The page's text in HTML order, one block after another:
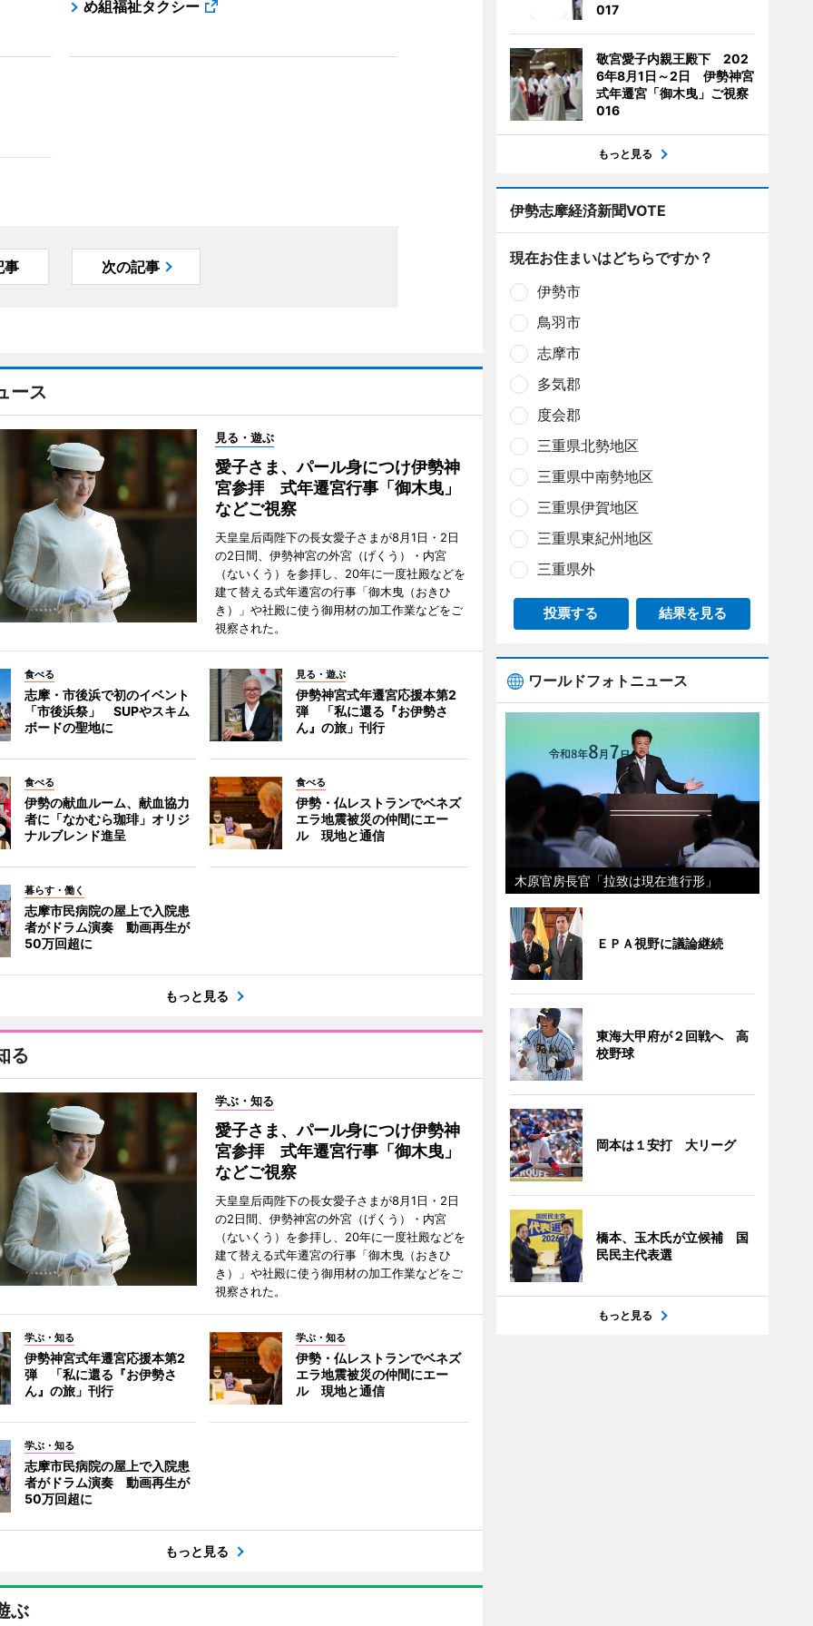
め組福祉タクシー
事 次の記事
ース
見る・遊ぶ
愛子さま、パール身につけ伊勢神
宮参拝 式年遷宮行事「御木曳」
などご視察
天皇皇后両陛下の長女愛子さまが8月1日・2日
の2日間、伊勢神宮の外宮（げくう）・内宮
（ないくう）を参拝し、20年に一度社殿などを
建て替える式年遷宮の行事「御木曳（おきひ
き）」や社殿に使う御用材の加工作業などをご
視察された。
食べる
志摩・市後浜で初のイベント
「市後浜祭」 SUPやスキム
ボードの聖地に
見る・遊ぶ
伊勢神宮式年遷宮応援本第2
弾 「私に還る『お伊勢さ
ん』の旅」刊行
食べる
伊勢の献血ルーム、献血協力
者に「なかむら珈琲」オリジ
ナルブレンド進呈
食べる
伊勢・仏レストランでベネズ
エラ地震被災の仲間にエー
ル 現地と通信
暮らす・働く
志摩市民病院の屋上で入院患
者がドラム演奏 動画再生が
50万回超に
もっと見る
る
学ぶ・知る
愛子さま、パール身につけ伊勢神
宮参拝 式年遷宮行事「御木曳」
などご視察
天皇皇后両陛下の長女愛子さまが8月1日・2日
の2日間、伊勢神宮の外宮（げくう）・内宮
（ないくう）を参拝し、20年に一度社殿などを
建て替える式年遷宮の行事「御木曳（おきひ
き）」や社殿に使う御用材の加工作業などをご
視察された。
学ぶ・知る
伊勢神宮式年遷宮応援本第2
弾 「私に還る『お伊勢さ
ん』の旅」刊行
学ぶ・知る
伊勢・仏レストランでベネズ
エラ地震被災の仲間にエー
ル 現地と通信
学ぶ・知る
志摩市民病院の屋上で入院患
者がドラム演奏 動画再生が
50万回超に
もっと見る
ぶ
017
敬宮愛子内親王殿下 202
6年8月1日～2日 伊勢神宮
式年遷宮「御木曳」ご視察
016
もっと見る
伊勢志摩経済新聞VOTE
現在お住まいはどちらですか？
伊勢市
鳥羽市
志摩市
多気郡
度会郡
三重県北勢地区
三重県中南勢地区
三重県伊賀地区
三重県東紀州地区
三重県外
投票する 結果を見る
ワールドフォトニュース
木原官房長官「拉致は現在進行形」
ＥＰＡ視野に議論継続
東海大甲府が２回戦へ 高
校野球
岡本は１安打 大リーグ
橋本、玉木氏が立候補 国
民民主代表選
もっと見る